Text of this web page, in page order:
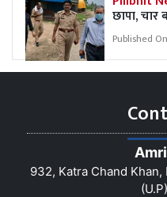
छापा, चार
Published
932, Katra Chand